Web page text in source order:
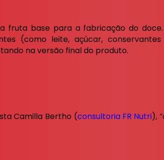
fruta base para a fabricação do
(como leite, açúcar,
na versão final do produto.
Camilla Bertho (consultoria FR Nutri),